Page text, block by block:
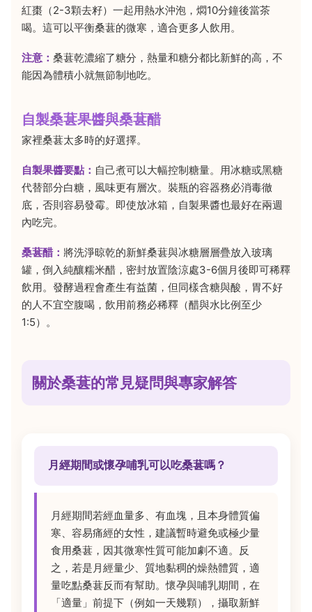
紅棗（2-3顆去籽）一起用熱水沖泡，燜10分鐘後當茶
喝。這可以平衡桑葚的微寒，適合更多人飲用。
注意： 桑葚乾濃縮了糖分，熱量和糖分都比新鮮的高，不
能因為體積小就無節制地吃。
自製桑葚果醬與桑葚醋
家裡桑葚太多時的好選擇。
自製果醬要點： 自己煮可以大幅控制糖量。用冰糖或黑糖
代替部分白糖，風味更有層次。裝瓶的容器務必消毒徹
底，否則容易發霉。即使放冰箱，自製果醬也最好在兩週
內吃完。
桑葚醋： 將洗淨晾乾的新鮮桑葚與冰糖層層疊放入玻璃
罐，倒入純釀糯米醋，密封放置陰涼處3-6個月後即可稀釋
飲用。發酵過程會產生有益菌，但同樣含糖與酸，胃不好
的人不宜空腹喝，飲用前務必稀釋（醋與水比例至少
1:5）。
關於桑葚的常見疑問與專家解答
月經期間或懷孕哺乳可以吃桑葚嗎？
月經期間若經血量多、有血塊，且本身體質偏
寒、容易痛經的女性，建議暫時避免或極少量
食用桑葚，因其微寒性質可能加劇不適。反
之，若是月經量少、質地黏稠的燥熱體質，適
量吃點桑葚反而有幫助。懷孕與哺乳期間，在
「適量」前提下（例如一天幾顆），攝取新鮮